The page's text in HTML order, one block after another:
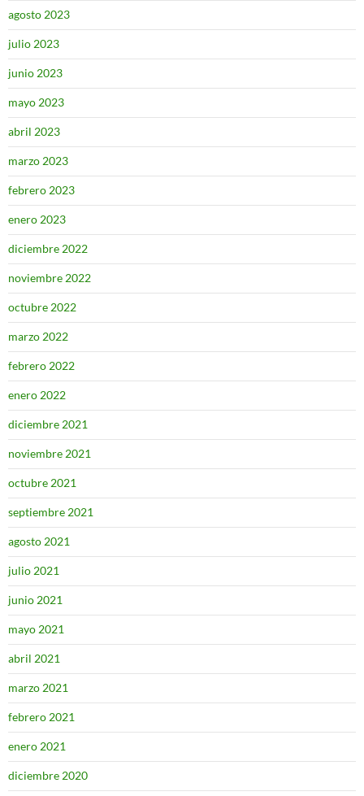
agosto 2023
julio 2023
junio 2023
mayo 2023
abril 2023
marzo 2023
febrero 2023
enero 2023
diciembre 2022
noviembre 2022
octubre 2022
marzo 2022
febrero 2022
enero 2022
diciembre 2021
noviembre 2021
octubre 2021
septiembre 2021
agosto 2021
julio 2021
junio 2021
mayo 2021
abril 2021
marzo 2021
febrero 2021
enero 2021
diciembre 2020